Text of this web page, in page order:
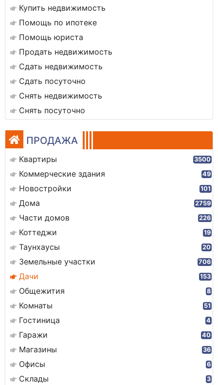
Купить недвижимость
Помощь по ипотеке
Помощь юриста
Продать недвижимость
Сдать недвижимость
Сдать посуточно
Снять недвижимость
Снять посуточно
ПРОДАЖА
Квартиры 3500
Коммерческие здания 49
Новостройки 101
Дома 2759
Части домов 226
Коттеджи 19
Таунхаусы 20
Земельные участки 706
Дачи 153
Общежития 8
Комнаты 51
Гостиница 4
Гаражи 40
Магазины 36
Офисы 6
Склады 3